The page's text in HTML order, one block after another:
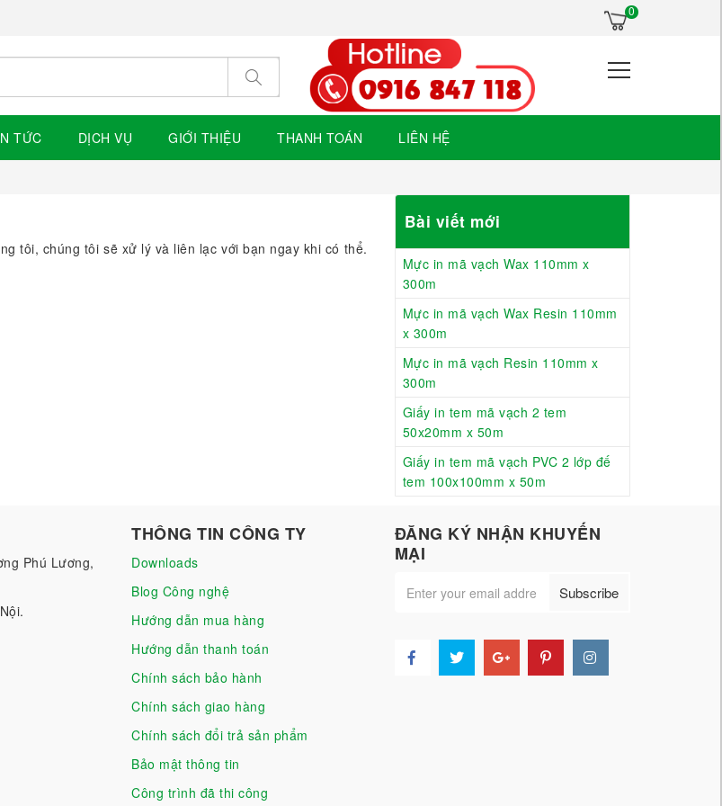
0
TỨC DỊCH VỤ GIỚI THIỆU THANH TOÁN LIÊN HỆ
tôi, chúng tôi sẽ xử lý và liên lạc với bạn ngay khi có thể.
Bài viết mới
Mực in mã vạch Wax 110mm x
300m
Mực in mã vạch Wax Resin 110mm
x 300m
Mực in mã vạch Resin 110mm x
300m
Giấy in tem mã vạch 2 tem
50x20mm x 50m
Giấy in tem mã vạch PVC 2 lớp đế
tem 100x100mm x 50m
Phú Lương,
THÔNG TIN CÔNG TY
Downloads
Blog Công nghệ
Hướng dẫn mua hàng
Hướng dẫn thanh toán
Chính sách bảo hành
Chính sách giao hàng
Chính sách đổi trả sản phẩm
Bảo mật thông tin
Công trình đã thi công
ĐĂNG KÝ NHẬN KHUYẾN
MẠI